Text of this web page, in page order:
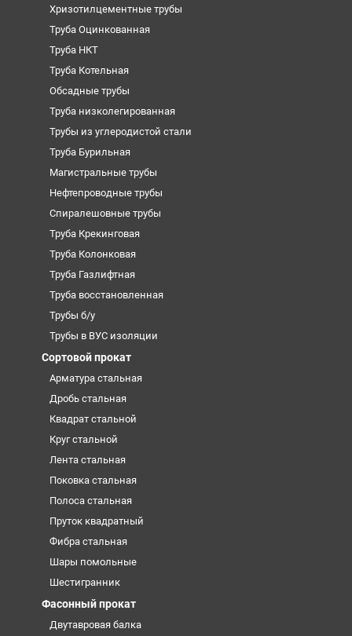
Хризотилцементные трубы
Труба Оцинкованная
Труба НКТ
Труба Котельная
Обсадные трубы
Труба низколегированная
Трубы из углеродистой стали
Труба Бурильная
Магистральные трубы
Нефтепроводные трубы
Спиралешовные трубы
Труба Крекинговая
Труба Колонковая
Труба Газлифтная
Труба восстановленная
Трубы б/у
Трубы в ВУС изоляции
Сортовой прокат
Арматура стальная
Дробь стальная
Квадрат стальной
Круг стальной
Лента стальная
Поковка стальная
Полоса стальная
Пруток квадратный
Фибра стальная
Шары помольные
Шестигранник
Фасонный прокат
Двутавровая балка